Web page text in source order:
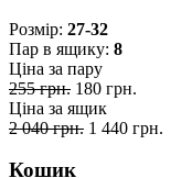
Розмiр: 27-32
Пар в ящику: 8
Ціна за пару
255 грн. 180 грн.
Ціна за ящик
2 040 грн. 1 440 грн.
Кошик